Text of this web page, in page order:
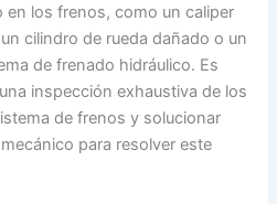
en los frenos, como un caliper
cilindro de rueda dañado o un
de frenado hidráulico. Es
inspección exhaustiva de los
de frenos y solucionar
para resolver este